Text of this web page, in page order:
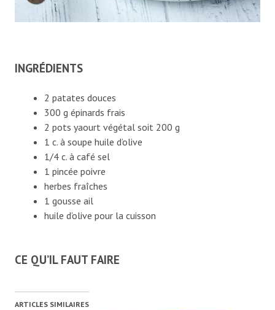
INGRÉDIENTS
2 patates douces
300 g épinards frais
2 pots yaourt végétal soit 200 g
1 c. à soupe huile d’olive
1/4 c. à café sel
1 pincée poivre
herbes fraîches
1 gousse ail
huile d’olive pour la cuisson
CE QU’IL FAUT FAIRE
ARTICLES SIMILAIRES